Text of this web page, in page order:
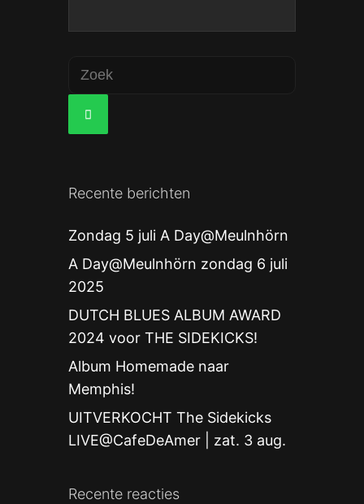
Zoeken
Recente berichten
Zondag 5 juli A Day@Meulnhörn
A Day@Meulnhörn zondag 6 juli
2025
DUTCH BLUES ALBUM AWARD
2024 voor THE SIDEKICKS!
Album Homemade naar
Memphis!
UITVERKOCHT The Sidekicks
LIVE@CafeDeAmer | zat. 3 aug.
Recente reacties